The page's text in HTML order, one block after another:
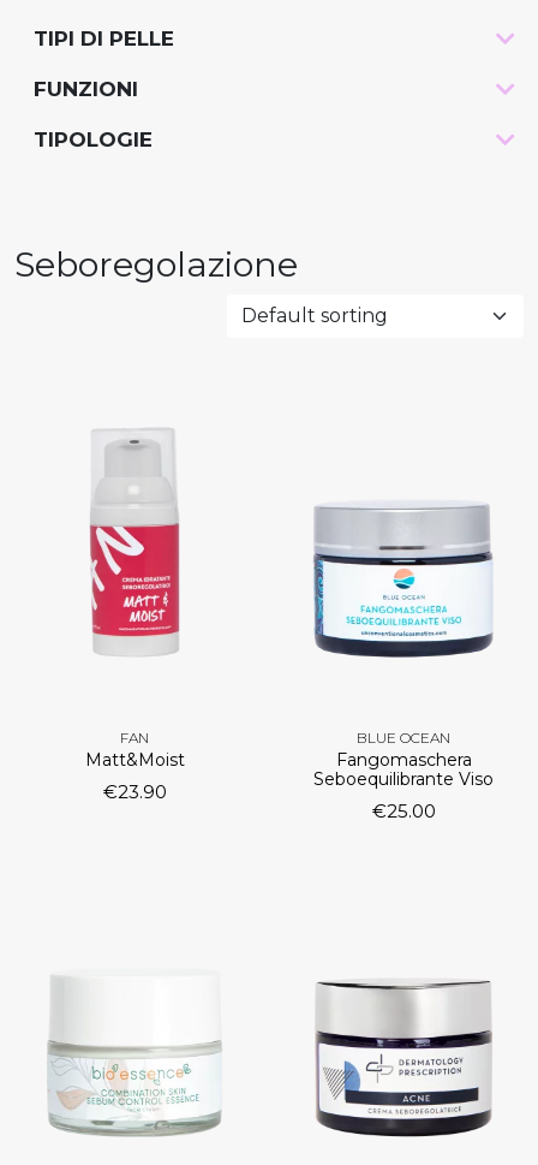
TIPI DI PELLE -
FUNZIONI -
TIPOLOGIE -
Seboregolazione
FAN
Matt&Moist
€23.90
BLUE OCEAN
Fangomaschera
Seboequilibrante Viso
€25.00